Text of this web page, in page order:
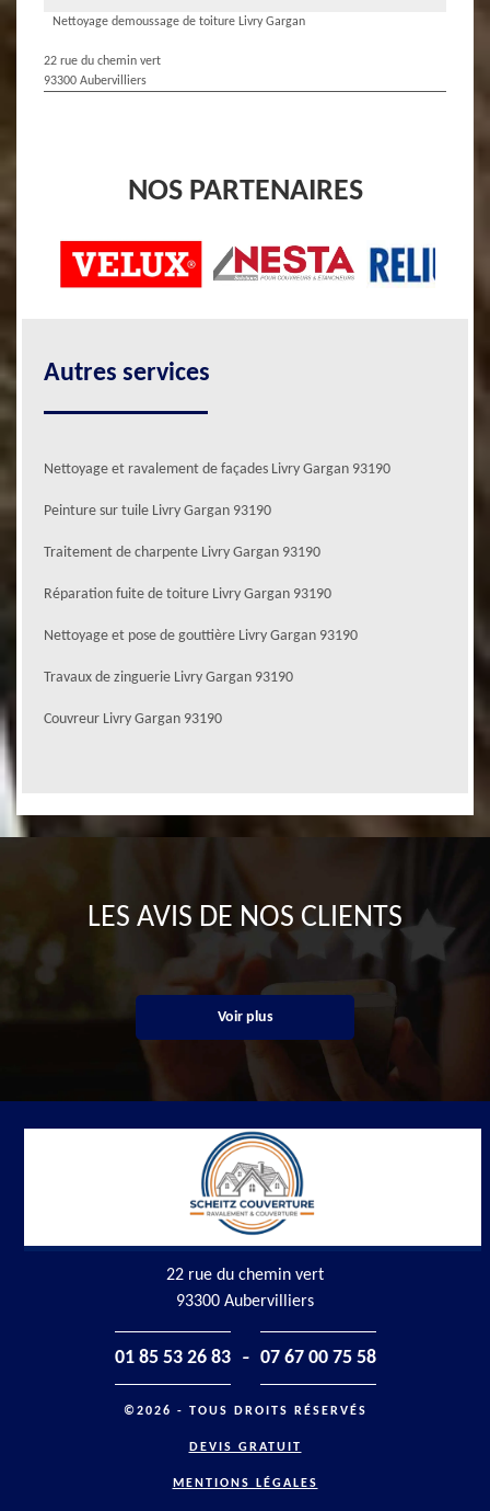
Nettoyage demoussage de toiture Livry Gargan
22 rue du chemin vert
93300 Aubervilliers
NOS PARTENAIRES
Autres services
Nettoyage et ravalement de façades Livry Gargan 93190
Peinture sur tuile Livry Gargan 93190
Traitement de charpente Livry Gargan 93190
Réparation fuite de toiture Livry Gargan 93190
Nettoyage et pose de gouttière Livry Gargan 93190
Travaux de zinguerie Livry Gargan 93190
Couvreur Livry Gargan 93190
LES AVIS DE NOS CLIENTS
Voir plus
22 rue du chemin vert
93300 Aubervilliers
01 85 53 26 83 - 07 67 00 75 58
©2026 - TOUS DROITS RÉSERVÉS
DEVIS GRATUIT
MENTIONS LÉGALES